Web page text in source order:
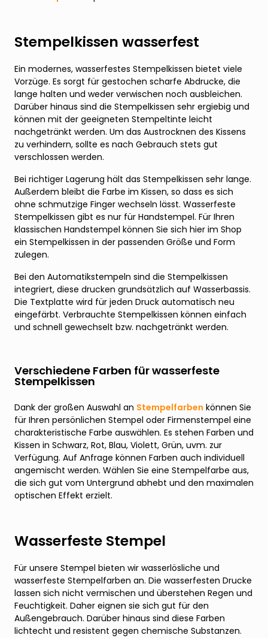
Stempelkissen wasserfest
Ein modernes, wasserfestes Stempelkissen bietet viele
Vorzüge. Es sorgt für gestochen scharfe Abdrucke, die
lange halten und weder verwischen noch ausbleichen.
Darüber hinaus sind die Stempelkissen sehr ergiebig und
können mit der geeigneten Stempeltinte leicht
nachgetränkt werden. Um das Austrocknen des Kissens
zu verhindern, sollte es nach Gebrauch stets gut
verschlossen werden.
Bei richtiger Lagerung hält das Stempelkissen sehr lange.
Außerdem bleibt die Farbe im Kissen, so dass es sich
ohne schmutzige Finger wechseln lässt. Wasserfeste
Stempelkissen gibt es nur für Handstempel. Für Ihren
klassischen Handstempel können Sie sich hier im Shop
ein Stempelkissen in der passenden Größe und Form
zulegen.
Bei den Automatikstempeln sind die Stempelkissen
integriert, diese drucken grundsätzlich auf Wasserbassis.
Die Textplatte wird für jeden Druck automatisch neu
eingefärbt. Verbrauchte Stempelkissen können einfach
und schnell gewechselt bzw. nachgetränkt werden.
Verschiedene Farben für wasserfeste
Stempelkissen
Dank der großen Auswahl an Stempelfarben können Sie
für Ihren persönlichen Stempel oder Firmenstempel eine
charakteristische Farbe auswählen. Es stehen Farben und
Kissen in Schwarz, Rot, Blau, Violett, Grün, uvm. zur
Verfügung. Auf Anfrage können Farben auch individuell
angemischt werden. Wählen Sie eine Stempelfarbe aus,
die sich gut vom Untergrund abhebt und den maximalen
optischen Effekt erzielt.
Wasserfeste Stempel
Für unsere Stempel bieten wir wasserlösliche und
wasserfeste Stempelfarben an. Die wasserfesten Drucke
lassen sich nicht vermischen und überstehen Regen und
Feuchtigkeit. Daher eignen sie sich gut für den
Außengebrauch. Darüber hinaus sind diese Farben
lichtecht und resistent gegen chemische Substanzen.